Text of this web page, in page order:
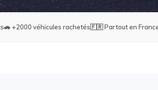
🚗 +2000 véhicules rachetés🇫🇷 Partout en